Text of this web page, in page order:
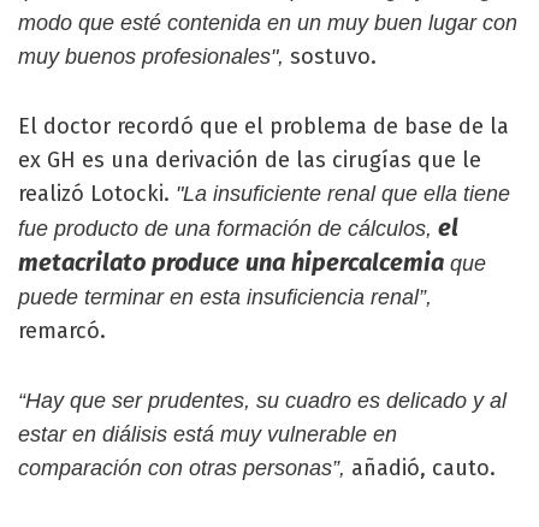
modo que esté contenida en un muy buen lugar con
muy buenos profesionales", sostuvo.
El doctor recordó que el problema de base de la
ex GH es una derivación de las cirugías que le
realizó Lotocki. "La insuficiente renal que ella tiene
fue producto de una formación de cálculos, el
metacrilato produce una hipercalcemia que
puede terminar en esta insuficiencia renal”,
remarcó.
“Hay que ser prudentes, su cuadro es delicado y al
estar en diálisis está muy vulnerable en
comparación con otras personas”, añadió, cauto.